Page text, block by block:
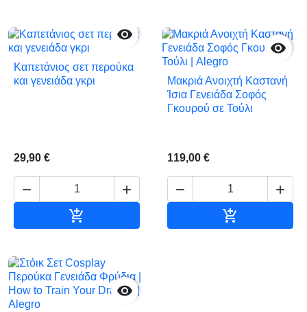

Καπετάνιος σετ περούκα
και γενειάδα γκρι
29,90 €
 


Μακριά Ανοιχτή Καστανή
Ίσια Γενειάδα Σοφός
Γκουρού σε Τούλι
119,00 €
 

